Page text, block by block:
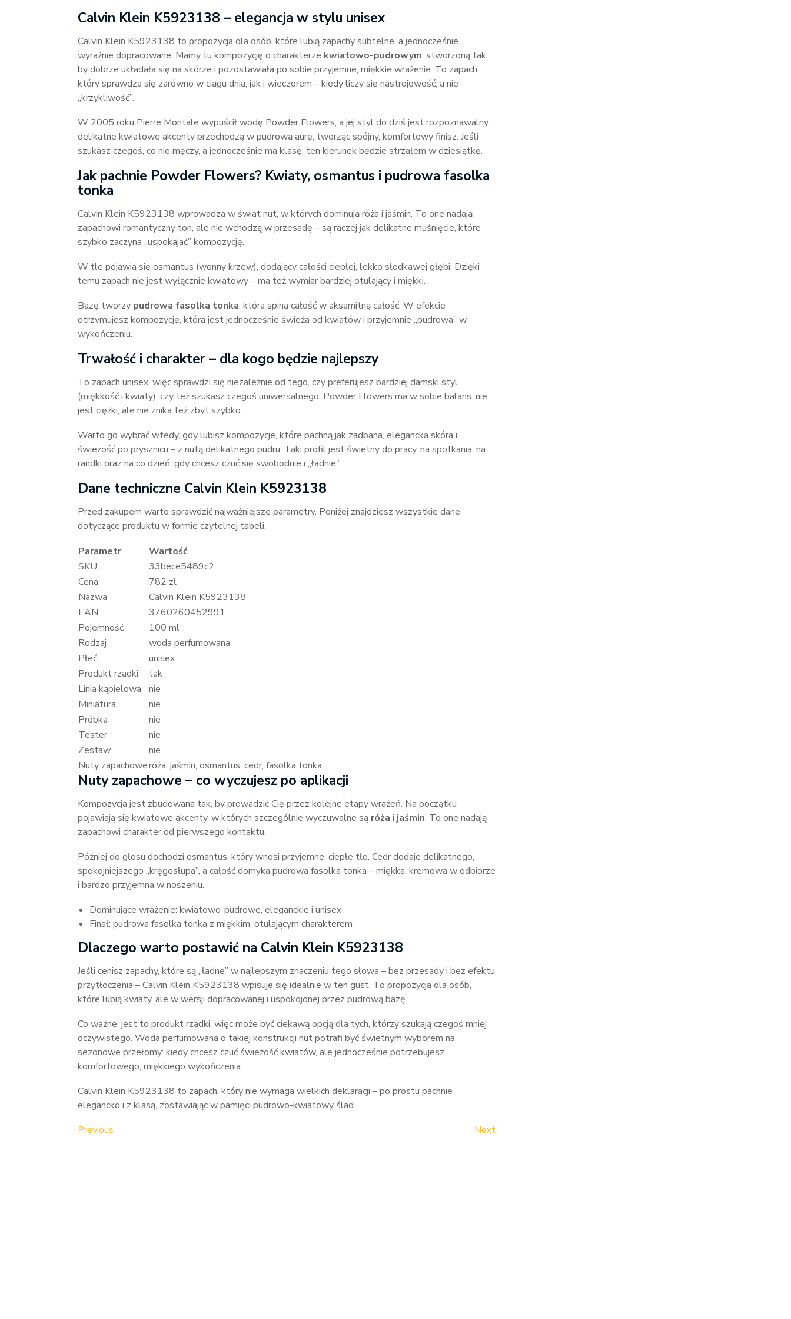
Calvin Klein K5923138 – elegancja w stylu unisex
Calvin Klein K5923138 to propozycja dla osób, które lubią zapachy subtelne, a jednocześnie
wyraźnie dopracowane. Mamy tu kompozycję o charakterze kwiatowo-pudrowym, stworzoną tak,
by dobrze układała się na skórze i pozostawiała po sobie przyjemne, miękkie wrażenie. To zapach,
który sprawdza się zarówno w ciągu dnia, jak i wieczorem – kiedy liczy się nastrojowość, a nie
„krzykliwość”.
W 2005 roku Pierre Montale wypuścił wodę Powder Flowers, a jej styl do dziś jest rozpoznawalny:
delikatne kwiatowe akcenty przechodzą w pudrową aurę, tworząc spójny, komfortowy finisz. Jeśli
szukasz czegoś, co nie męczy, a jednocześnie ma klasę, ten kierunek będzie strzałem w dziesiątkę.
Jak pachnie Powder Flowers? Kwiaty, osmantus i pudrowa fasolka
tonka
Calvin Klein K5923138 wprowadza w świat nut, w których dominują róża i jaśmin. To one nadają
zapachowi romantyczny ton, ale nie wchodzą w przesadę – są raczej jak delikatne muśnięcie, które
szybko zaczyna „uspokajać” kompozycję.
W tle pojawia się osmantus (wonny krzew), dodający całości ciepłej, lekko słodkawej głębi. Dzięki
temu zapach nie jest wyłącznie kwiatowy – ma też wymiar bardziej otulający i miękki.
Bazę tworzy pudrowa fasolka tonka, która spina całość w aksamitną całość. W efekcie
otrzymujesz kompozycję, która jest jednocześnie świeża od kwiatów i przyjemnie „pudrowa” w
wykończeniu.
Trwałość i charakter – dla kogo będzie najlepszy
To zapach unisex, więc sprawdzi się niezależnie od tego, czy preferujesz bardziej damski styl
(miękkość i kwiaty), czy też szukasz czegoś uniwersalnego. Powder Flowers ma w sobie balans: nie
jest ciężki, ale nie znika też zbyt szybko.
Warto go wybrać wtedy, gdy lubisz kompozycje, które pachną jak zadbana, elegancka skóra i
świeżość po prysznicu – z nutą delikatnego pudru. Taki profil jest świetny do pracy, na spotkania, na
randki oraz na co dzień, gdy chcesz czuć się swobodnie i „ładnie”.
Dane techniczne Calvin Klein K5923138
Przed zakupem warto sprawdzić najważniejsze parametry. Poniżej znajdziesz wszystkie dane
dotyczące produktu w formie czytelnej tabeli.
Parametr
Wartość
SKU
33bece5489c2
Cena
782 zł
Nazwa
Calvin Klein K5923138
EAN
3760260452991
Pojemność
100 ml
Rodzaj
woda perfumowana
Płeć
unisex
Produkt rzadki
tak
Linia kąpielowa
nie
Miniatura
nie
Próbka
nie
Tester
nie
Zestaw
nie
Nuty zapachoweróża, jaśmin, osmantus, cedr, fasolka tonka
Nuty zapachowe – co wyczujesz po aplikacji
Kompozycja jest zbudowana tak, by prowadzić Cię przez kolejne etapy wrażeń. Na początku
pojawiają się kwiatowe akcenty, w których szczególnie wyczuwalne są róża i jaśmin. To one nadają
zapachowi charakter od pierwszego kontaktu.
Później do głosu dochodzi osmantus, który wnosi przyjemne, ciepłe tło. Cedr dodaje delikatnego,
spokojniejszego „kręgosłupa”, a całość domyka pudrowa fasolka tonka – miękka, kremowa w odbiorze
i bardzo przyjemna w noszeniu.
Dominujące wrażenie: kwiatowo-pudrowe, eleganckie i unisex
Finał: pudrowa fasolka tonka z miękkim, otulającym charakterem
Dlaczego warto postawić na Calvin Klein K5923138
Jeśli cenisz zapachy, które są „ładne” w najlepszym znaczeniu tego słowa – bez przesady i bez efektu
przytłoczenia – Calvin Klein K5923138 wpisuje się idealnie w ten gust. To propozycja dla osób,
które lubią kwiaty, ale w wersji dopracowanej i uspokojonej przez pudrową bazę.
Co ważne, jest to produkt rzadki, więc może być ciekawą opcją dla tych, którzy szukają czegoś mniej
oczywistego. Woda perfumowana o takiej konstrukcji nut potrafi być świetnym wyborem na
sezonowe przełomy: kiedy chcesz czuć świeżość kwiatów, ale jednocześnie potrzebujesz
komfortowego, miękkiego wykończenia.
Calvin Klein K5923138 to zapach, który nie wymaga wielkich deklaracji – po prostu pachnie
elegancko i z klasą, zostawiając w pamięci pudrowo-kwiatowy ślad.
Nawigacja
Previous
Previous
Next
Next